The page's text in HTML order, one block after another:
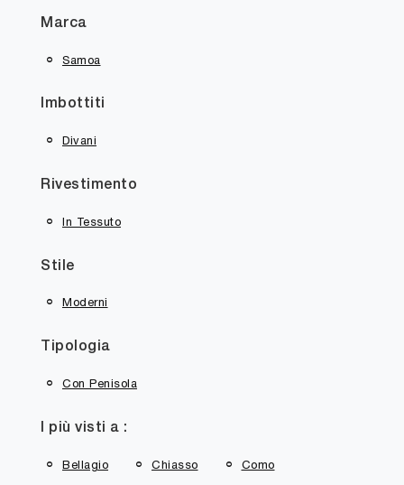
Marca
Samoa
Imbottiti
Divani
Rivestimento
In Tessuto
Stile
Moderni
Tipologia
Con Penisola
I più visti a :
Bellagio Chiasso Como